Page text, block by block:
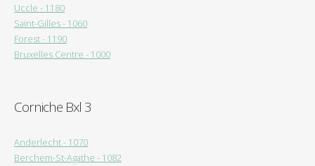
Uccle - 1180
Saint-Gilles - 1060
Forest - 1190
Bruxelles Centre - 1000
Corniche Bxl 3
Anderlecht - 1070
Berchem-St-Agathe - 1082